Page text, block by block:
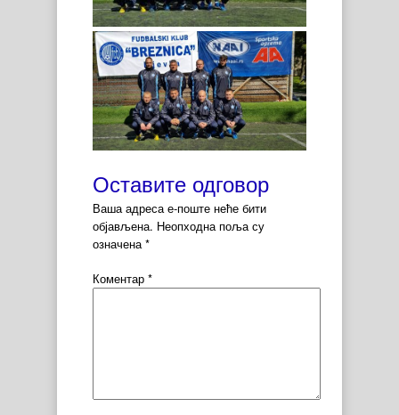
Оставите одговор
Ваша адреса е-поште неће бити
објављена. Неопходна поља су
означена*
Коментар *